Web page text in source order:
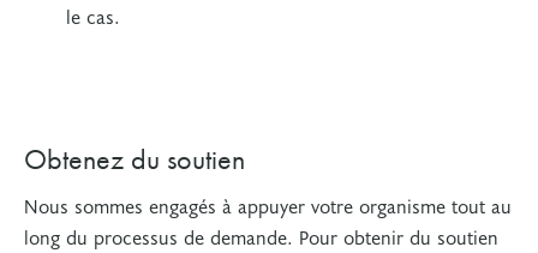
le cas.
Obtenez du soutien
Nous sommes engagés à appuyer votre organisme tout au
long du processus de demande. Pour obtenir du soutien